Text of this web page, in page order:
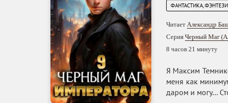
ФАНТАСТИКА, ФЭНТЕЗИ
Читает Александр
Серия Черный Маг
8 часов 21 минуту
Я Максим
меня как
даром и могу…